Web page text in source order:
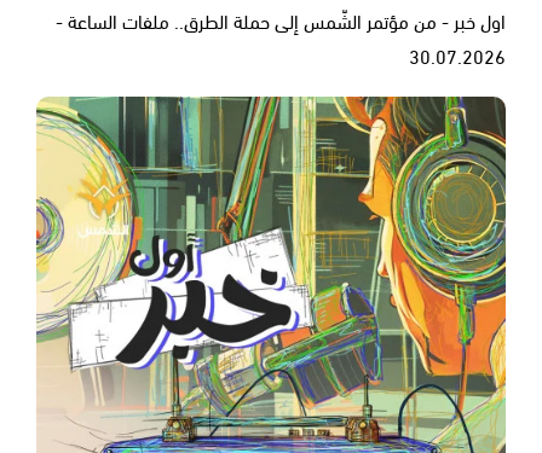
اول خبر - من مؤتمر الشّمس إلى حملة الطرق.. ملفات الساعة -
30.07.2026